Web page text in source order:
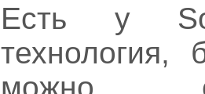
Есть у
технология,
можно